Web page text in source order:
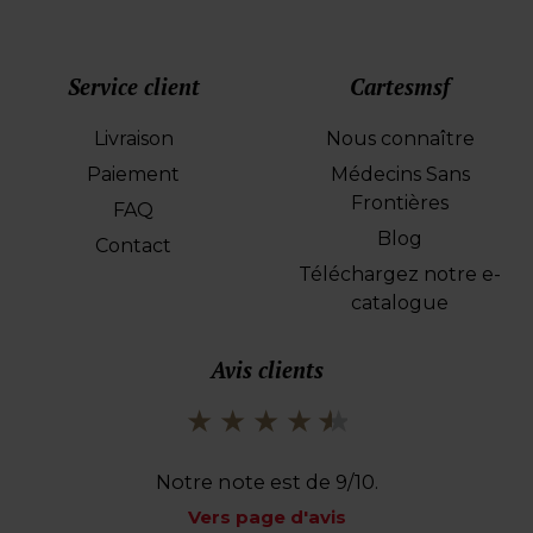
Service client
Livraison
Paiement
FAQ
Contact
Cartesmsf
Nous connaître
Médecins Sans
Frontières
Blog
Téléchargez notre e-
catalogue
Avis clients
Notre note est de 9/10.
Vers page d'avis